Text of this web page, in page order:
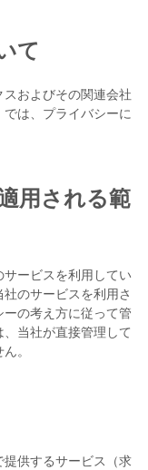
て
およびその関連会社
では、プライバシーに
用される範
ービスを利用してい
のサービスを利用さ
の考え方に従って管
当社が直接管理して
。
供するサービス（求